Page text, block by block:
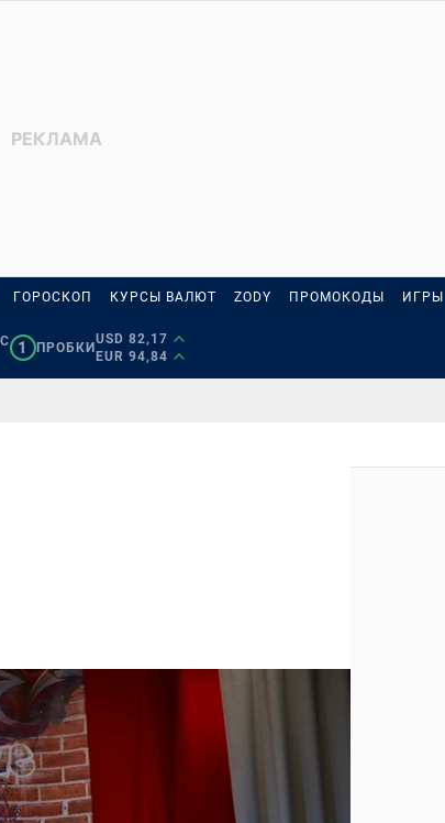
ГОРОСКОП КУРСЫ ВАЛЮТ ZODY ПРОМОКОДЫ ИГРЫ
1 ПРОБКИ
USD 82,17
EUR 94,84